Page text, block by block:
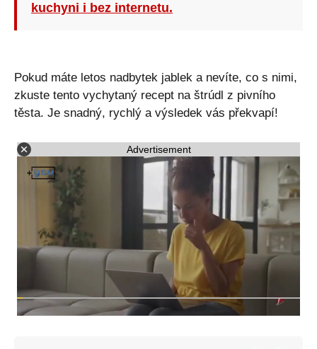
kuchyni i bez internetu.
Pokud máte letos nadbytek jablek a nevíte, co s nimi,
zkuste tento vychytaný recept na štrúdl z pivního
těsta. Je snadný, rychlý a výsledek vás překvapí!
Advertisement